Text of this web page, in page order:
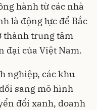
hành từ các nhà
là động lực để Bắc
thành trung tâm
đại của Việt Nam.
nghiệp, các khu
sang mô hình
đổi xanh, doanh